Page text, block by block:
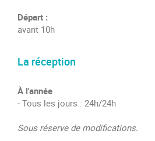
Départ :
avant 10h
La réception
À l'année
- Tous les jours : 24h/24h
Sous réserve de modifications.